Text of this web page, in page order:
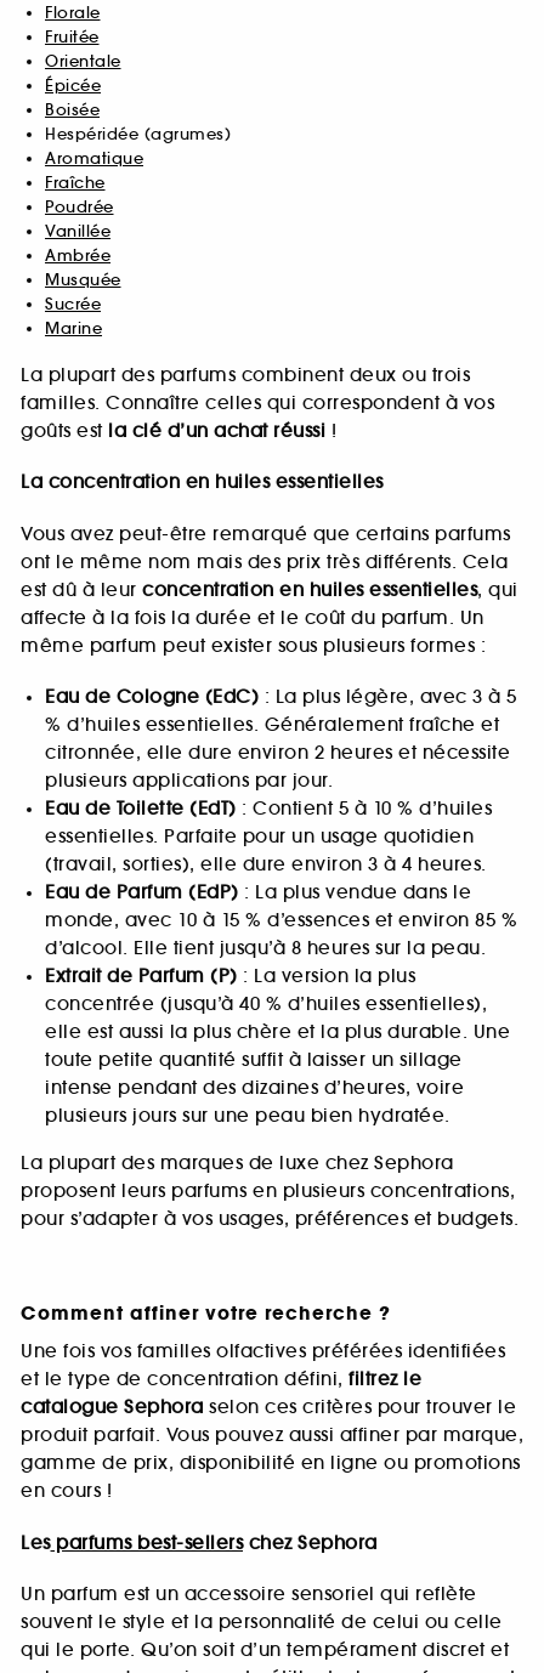
Florale
Fruitée
Orientale
Épicée
Boisée
Hespéridée (agrumes)
Aromatique
Fraîche
Poudrée
Vanillée
Ambrée
Musquée
Sucrée
Marine
La plupart des parfums combinent deux ou trois
familles. Connaître celles qui correspondent à vos
goûts est la clé d’un achat réussi !
La concentration en huiles essentielles
Vous avez peut-être remarqué que certains parfums
ont le même nom mais des prix très différents. Cela
est dû à leur concentration en huiles essentielles, qui
affecte à la fois la durée et le coût du parfum. Un
même parfum peut exister sous plusieurs formes :
Eau de Cologne (EdC) : La plus légère, avec 3 à 5
% d’huiles essentielles. Généralement fraîche et
citronnée, elle dure environ 2 heures et nécessite
plusieurs applications par jour.
Eau de Toilette (EdT) : Contient 5 à 10 % d’huiles
essentielles. Parfaite pour un usage quotidien
(travail, sorties), elle dure environ 3 à 4 heures.
Eau de Parfum (EdP) : La plus vendue dans le
monde, avec 10 à 15 % d’essences et environ 85 %
d’alcool. Elle tient jusqu’à 8 heures sur la peau.
Extrait de Parfum (P) : La version la plus
concentrée (jusqu’à 40 % d’huiles essentielles),
elle est aussi la plus chère et la plus durable. Une
toute petite quantité suffit à laisser un sillage
intense pendant des dizaines d’heures, voire
plusieurs jours sur une peau bien hydratée.
La plupart des marques de luxe chez Sephora
proposent leurs parfums en plusieurs concentrations,
pour s’adapter à vos usages, préférences et budgets.
Comment affiner votre recherche ?
Une fois vos familles olfactives préférées identifiées
et le type de concentration défini, filtrez le
catalogue Sephora selon ces critères pour trouver le
produit parfait. Vous pouvez aussi affiner par marque,
gamme de prix, disponibilité en ligne ou promotions
en cours !
Lesparfums best-sellerschez Sephora
Un parfum est un accessoire sensoriel qui reflète
souvent le style et la personnalité de celui ou celle
qui le porte. Qu’on soit d’un tempérament discret et